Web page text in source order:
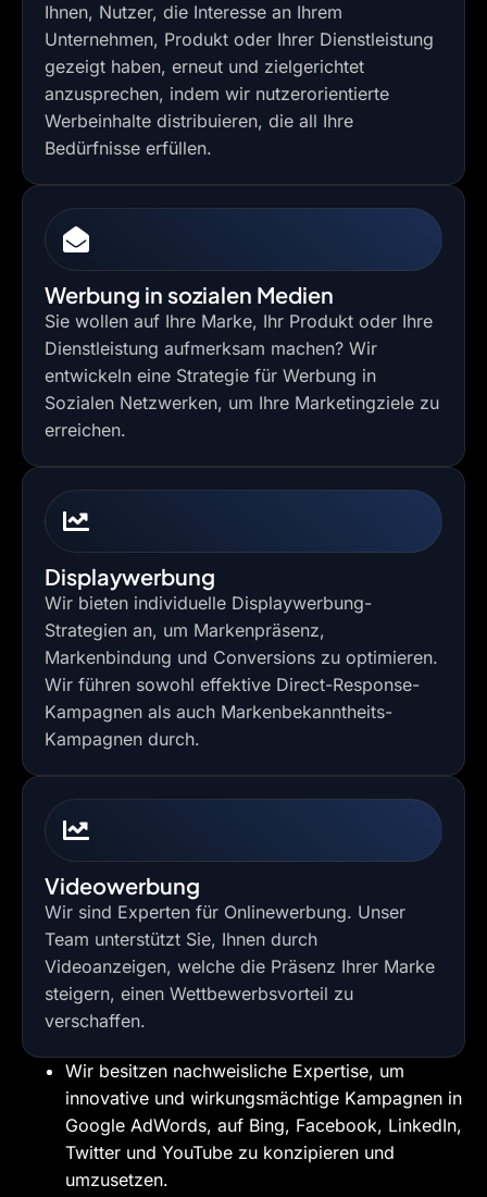
Ihnen, Nutzer, die Interesse an Ihrem
Unternehmen, Produkt oder Ihrer Dienstleistung
gezeigt haben, erneut und zielgerichtet
anzusprechen, indem wir nutzerorientierte
Werbeinhalte distribuieren, die all Ihre
Bedürfnisse erfüllen.
Werbung in sozialen Medien
Sie wollen auf Ihre Marke, Ihr Produkt oder Ihre
Dienstleistung aufmerksam machen? Wir
entwickeln eine Strategie für Werbung in
Sozialen Netzwerken, um Ihre Marketingziele zu
erreichen.
Displaywerbung
Wir bieten individuelle Displaywerbung-
Strategien an, um Markenpräsenz,
Markenbindung und Conversions zu optimieren.
Wir führen sowohl effektive Direct-Response-
Kampagnen als auch Markenbekanntheits-
Kampagnen durch.
Videowerbung
Wir sind Experten für Onlinewerbung. Unser
Team unterstützt Sie, Ihnen durch
Videoanzeigen, welche die Präsenz Ihrer Marke
steigern, einen Wettbewerbsvorteil zu
verschaffen.
Wir besitzen nachweisliche Expertise, um
innovative und wirkungsmächtige Kampagnen in
Google AdWords, auf Bing, Facebook, LinkedIn,
Twitter und YouTube zu konzipieren und
umzusetzen.